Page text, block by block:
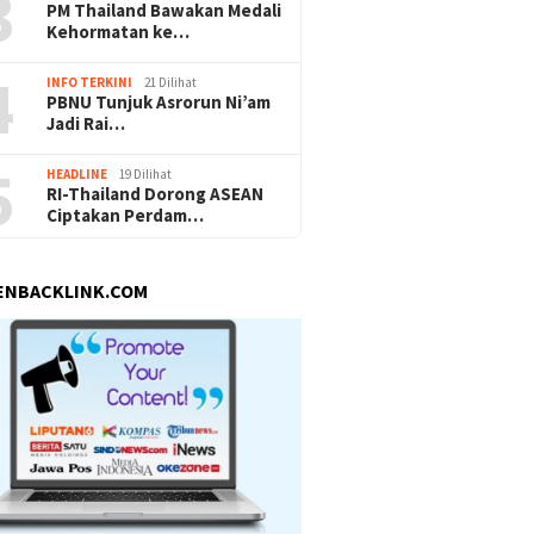
PM Thailand Bawakan Medali
Kehormatan ke…
INFO TERKINI 21 Dilihat
PBNU Tunjuk Asrorun Ni’am
Jadi Rai…
HEADLINE 19 Dilihat
RI-Thailand Dorong ASEAN
Ciptakan Perdam…